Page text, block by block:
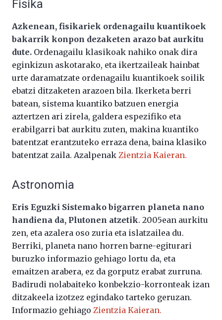
Fisika
Azkenean, fisikariek ordenagailu kuantikoek
bakarrik konpon dezaketen arazo bat aurkitu
dute. Ordenagailu klasikoak nahiko onak dira
eginkizun askotarako, eta ikertzaileak hainbat
urte daramatzate ordenagailu kuantikoek soilik
ebatzi ditzaketen arazoen bila. Ikerketa berri
batean, sistema kuantiko batzuen energia
aztertzen ari zirela, galdera espezifiko eta
erabilgarri bat aurkitu zuten, makina kuantiko
batentzat erantzuteko erraza dena, baina klasiko
batentzat zaila. Azalpenak Zientzia Kaieran.
Astronomia
Eris Eguzki Sistemako bigarren planeta nano
handiena da, Plutonen atzetik. 2005ean aurkitu
zen, eta azalera oso zuria eta islatzailea du.
Berriki, planeta nano horren barne-egiturari
buruzko informazio gehiago lortu da, eta
emaitzen arabera, ez da gorputz erabat zurruna.
Badirudi nolabaiteko konbekzio-korronteak izan
ditzakeela izotzez egindako tarteko geruzan.
Informazio gehiago Zientzia Kaieran.